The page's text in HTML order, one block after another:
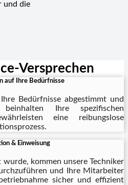
und die
Versprechen
auf Ihre Bedürfnisse
Bedürfnisse abgestimmt und
beinhalten Ihre spezifischen
eine reibungslose
& Einweisung
kommen unsere Techniker
und Ihre Mitarbeiter
sicher und effizient